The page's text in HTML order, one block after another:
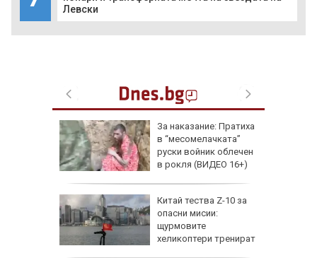
Левски
За наказание: Пратиха
в “месомелачката”
руски войник облечен
в рокля (ВИДЕО 16+)
Китай тества Z-10 за
опасни мисии:
щурмовите
хеликоптери тренират